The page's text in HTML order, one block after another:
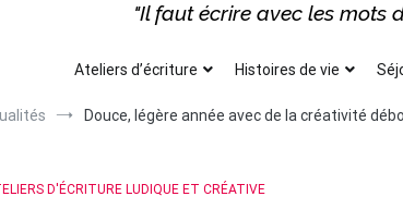
"Il faut écrire avec les mots
Ateliers d’écriture Histoires de vie
Douce, légère année avec de la créativité
D'ÉCRITURE LUDIQUE ET CRÉATIVE